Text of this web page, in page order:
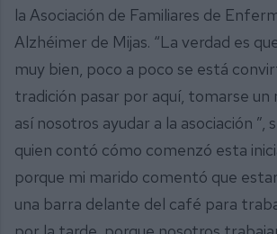
la Asociación de Familiares de
Alzhéimer de Mijas. “La verdad es
muy bien, poco a poco se está
tradición pasar por aquí, tomarse un
así nosotros ayudar a la asociación ”,
quien contó cómo comenzó esta
porque mi marido comentó que
una barra delante del café para